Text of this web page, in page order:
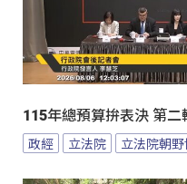
115年總預算拚表決 第二
政經 立法院 立法院朝